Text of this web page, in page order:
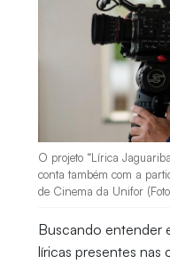
O projeto “Lírica
conta também com a
de Cinema da Unifor
Buscando entender
líricas presentes nas